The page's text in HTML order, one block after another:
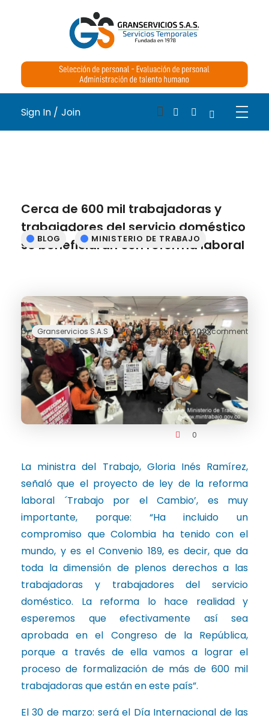
Medical Blog - Phlox Elementor WordPress Theme
Complete Elementor Demo - Phlox WordPress Theme
Sign In / Join
Cerca de 600 mil trabajadoras y
trabajadores del servicio doméstico
se beneficiarán con reforma laboral
24 de abril de 2023
by Granservicios S.A.S no comment
BLOG MINISTERIO DE TRABAJO
0
La ministra del Trabajo, Gloria Inés Ramírez,
señaló que el proyecto de ley de la reforma
laboral ´Trabajo por el Cambio’, es muy
importante, porque: “Ha incluido un
compromiso que Colombia ha tenido con el
mundo, y es el Convenio 189, es decir, que da
toda la dimensión de plenos derechos a las
trabajadoras y trabajadores del servicio
doméstico. La reforma lo hace realidad y
esperemos que efectivamente así sea
aprobada en el Congreso de la República,
porque a través de ella vamos a lograr el
proceso de formalización de más de 600 mil
trabajadoras que están en este país”.
El 30 de marzo: será el Día Internacional de las